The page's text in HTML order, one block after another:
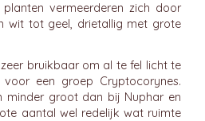
vermeerderen zich door
wit tot geel, drietallig met grote
bruikbaar om al te fel licht te
een groep Cryptocorynes.
minder groot dan bij Nuphar en
aantal wel redelijk wat ruimte